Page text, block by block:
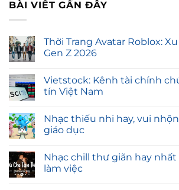
BÀI VIẾT GẦN ĐÂY
Thời Trang Avatar Roblox:
Gen Z 2026
Vietstock: Kênh tài chính
tín Việt Nam
Nhạc thiếu nhi hay, vui
giáo dục
Nhạc chill thư giãn hay nhất
làm việc